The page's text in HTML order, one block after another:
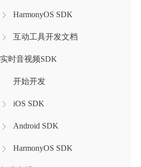
HarmonyOS SDK
互动工具开发文档
实时音视频SDK
开始开发
iOS SDK
Android SDK
HarmonyOS SDK